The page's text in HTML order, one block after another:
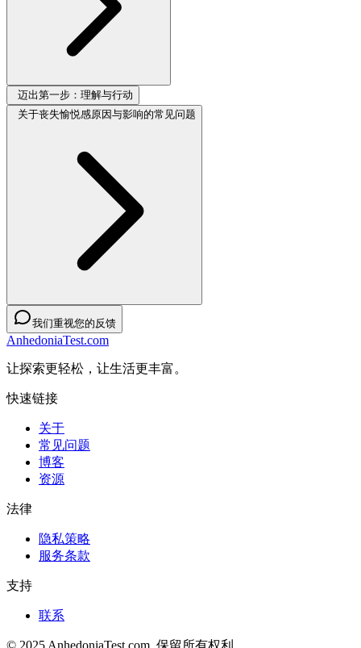
迈出第一步：理解与行动
关于丧失愉悦感原因与影响的常见问题
我们重视您的反馈
AnhedoniaTest.com
让探索更轻松，让生活更丰富。
快速链接
关于
常见问题
博客
资源
法律
隐私策略
服务条款
支持
联系
© 2025 AnhedoniaTest.com. 保留所有权利。